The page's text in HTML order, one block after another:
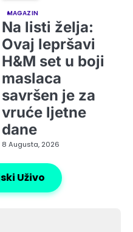
MAGAZIN
Na listi želja:
Ovaj lepršavi
H&M set u boji
maslaca
savršen je za
vruće ljetne
dane
8 Augusta, 2026
Uživo